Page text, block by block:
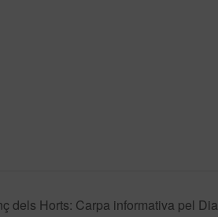
dels Horts: Carpa informativa pel Dia